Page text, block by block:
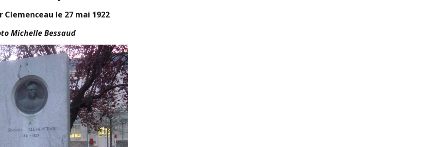
Clemenceau le 27 mai 1922
Michelle Bessaud